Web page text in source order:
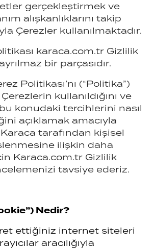
gerçekleştirmek ve
alışkanlıklarını takip
Çerezler kullanılmaktadır.
karaca.com.tr Gizlilik
bir parçasıdır.
Politikası’nı (“Politika”)
kullanıldığını ve
bu konudaki tercihlerini nasıl
açıklamak amacıyla
Karaca tarafından kişisel
ilişkin daha
Karaca.com.tr Gizlilik
tavsiye ederiz.
Nedir?
ettiğiniz internet siteleri
aracılığıyla